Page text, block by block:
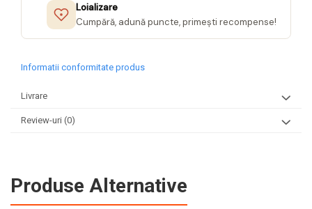
Loializare
Cumpără, adună puncte, primești recompense!
Informatii conformitate produs
Livrare
Review-uri (0)
Produse Alternative